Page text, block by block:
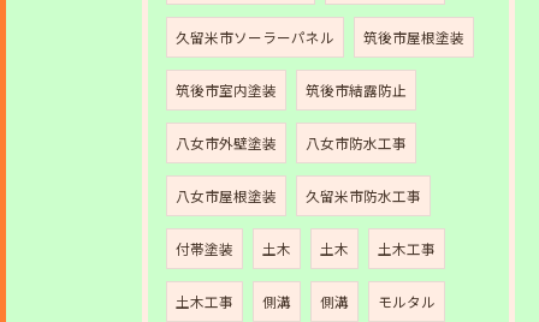
久留米市ソーラーパネル 筑後市屋根塗装
筑後市室内塗装 筑後市結露防止
八女市外壁塗装 八女市防水工事
八女市屋根塗装 久留米市防水工事
付帯塗装 土木 土木 土木工事
土木工事 側溝 側溝 モルタル